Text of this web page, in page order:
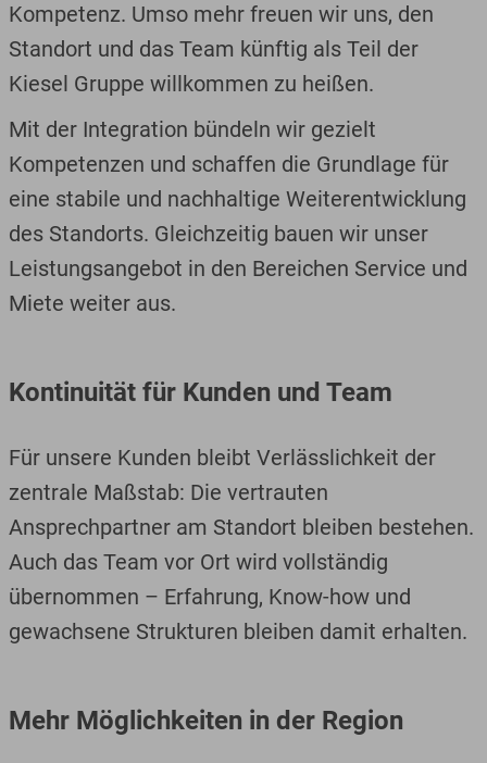
Kompetenz. Umso mehr freuen wir uns, den
Standort und das Team künftig als Teil der
Kiesel Gruppe willkommen zu heißen.
Mit der Integration bündeln wir gezielt
Kompetenzen und schaffen die Grundlage für
eine stabile und nachhaltige Weiterentwicklung
des Standorts. Gleichzeitig bauen wir unser
Leistungsangebot in den Bereichen Service und
Miete weiter aus.
Kontinuität für Kunden und Team
Für unsere Kunden bleibt Verlässlichkeit der
zentrale Maßstab: Die vertrauten
Ansprechpartner am Standort bleiben bestehen.
Auch das Team vor Ort wird vollständig
übernommen – Erfahrung, Know-how und
gewachsene Strukturen bleiben damit erhalten.
Mehr Möglichkeiten in der Region